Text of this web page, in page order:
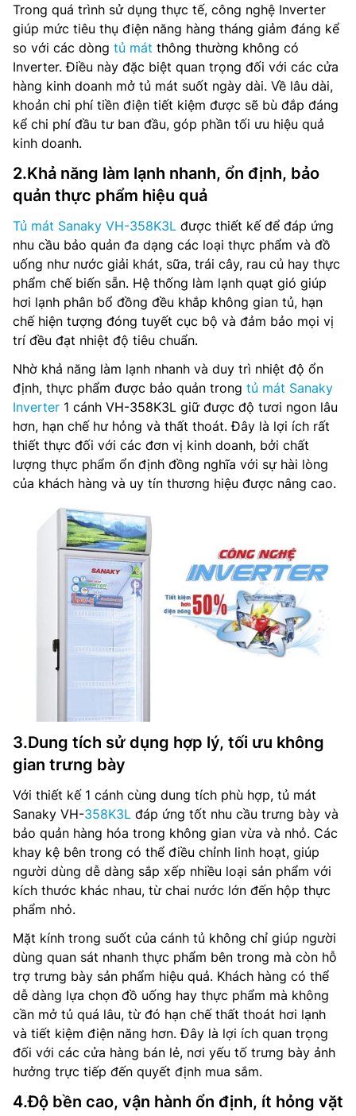
Trong quá trình sử dụng thực tế, công nghệ Inverter
giúp mức tiêu thụ điện năng hàng tháng giảm đáng kể
so với các dòng tủ mát thông thường không có
Inverter. Điều này đặc biệt quan trọng đối với các cửa
hàng kinh doanh mở tủ mát suốt ngày dài. Về lâu dài,
khoản chi phí tiền điện tiết kiệm được sẽ bù đắp đáng
kể chi phí đầu tư ban đầu, góp phần tối ưu hiệu quả
kinh doanh.
2.Khả năng làm lạnh nhanh, ổn định, bảo
quản thực phẩm hiệu quả
Tủ mát Sanaky VH-358K3L được thiết kế để đáp ứng
nhu cầu bảo quản đa dạng các loại thực phẩm và đồ
uống như nước giải khát, sữa, trái cây, rau củ hay thực
phẩm chế biến sẵn. Hệ thống làm lạnh quạt gió giúp
hơi lạnh phân bổ đồng đều khắp không gian tủ, hạn
chế hiện tượng đóng tuyết cục bộ và đảm bảo mọi vị
trí đều đạt nhiệt độ tiêu chuẩn.
Nhờ khả năng làm lạnh nhanh và duy trì nhiệt độ ổn
định, thực phẩm được bảo quản trong tủ mát Sanaky
Inverter 1 cánh VH-358K3L giữ được độ tươi ngon lâu
hơn, hạn chế hư hỏng và thất thoát. Đây là lợi ích rất
thiết thực đối với các đơn vị kinh doanh, bởi chất
lượng thực phẩm ổn định đồng nghĩa với sự hài lòng
của khách hàng và uy tín thương hiệu được nâng cao.
3.Dung tích sử dụng hợp lý, tối ưu không
gian trưng bày
Với thiết kế 1 cánh cùng dung tích phù hợp, tủ mát
Sanaky VH-358K3L đáp ứng tốt nhu cầu trưng bày và
bảo quản hàng hóa trong không gian vừa và nhỏ. Các
khay kệ bên trong có thể điều chỉnh linh hoạt, giúp
người dùng dễ dàng sắp xếp nhiều loại sản phẩm với
kích thước khác nhau, từ chai nước lớn đến hộp thực
phẩm nhỏ.
Mặt kính trong suốt của cánh tủ không chỉ giúp người
dùng quan sát nhanh thực phẩm bên trong mà còn hỗ
trợ trưng bày sản phẩm hiệu quả. Khách hàng có thể
dễ dàng lựa chọn đồ uống hay thực phẩm mà không
cần mở tủ quá lâu, từ đó hạn chế thất thoát hơi lạnh
và tiết kiệm điện năng hơn. Đây là lợi ích quan trọng
đối với các cửa hàng bán lẻ, nơi yếu tố trưng bày ảnh
hưởng trực tiếp đến quyết định mua sắm.
4.Độ bền cao, vận hành ổn định, ít hỏng vặt